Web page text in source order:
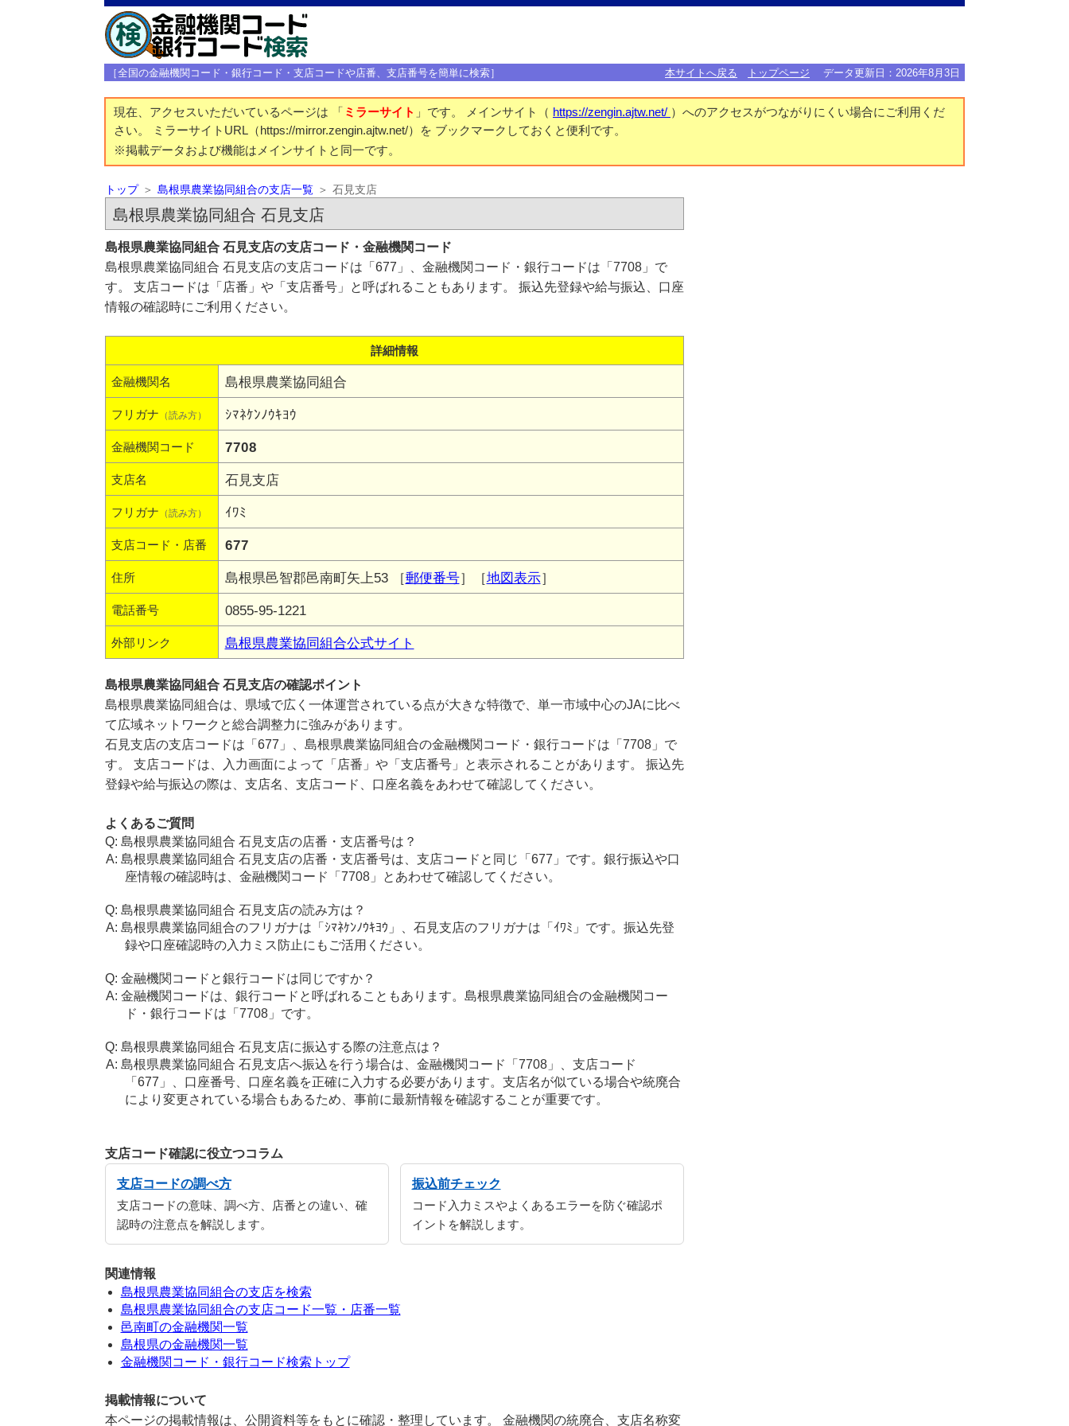
［全国の金融機関コード・銀行コード・支店コードや店番、支店番号を簡単に検索］ 本サイトへ戻る トップページ データ更新日： 2026年8月3日
現在、アクセスいただいているページは 「 ミラーサイト 」です。 メインサイト（ https://zengin.ajtw.net/ ）へのアクセスがつながりにくい場合にご利用くだ
さい。 ミラーサイトURL（https://mirror.zengin.ajtw.net/）を ブックマークしておくと便利です。
※掲載データおよび機能はメインサイトと同一です。
トップ 島根県農業協同組合の支店一覧 石見支店
島根県農業協同組合 石見支店
島根県農業協同組合 石見支店の支店コード・金融機関コード
島根県農業協同組合 石見支店の支店コードは「677」、金融機関コード・銀行コードは「7708」で
す。 支店コードは「店番」や「支店番号」と呼ばれることもあります。 振込先登録や給与振込、口座
情報の確認時にご利用ください。
詳細情報
金融機関名 島根県農業協同組合
フリガナ （読み方） ｼﾏﾈｹﾝﾉｳｷﾖｳ
金融機関コード 7708
支店名 石見支店
フリガナ （読み方） ｲﾜﾐ
支店コード・店番 677
住所 島根県邑智郡邑南町矢上53 ［郵便番号］［地図表示］
電話番号 0855-95-1221
外部リンク 島根県農業協同組合公式サイト
島根県農業協同組合 石見支店の確認ポイント
島根県農業協同組合は、県域で広く一体運営されている点が大きな特徴で、単一市域中心のJAに比べ
て広域ネットワークと総合調整力に強みがあります。
石見支店の支店コードは「677」、島根県農業協同組合の金融機関コード・銀行コードは「7708」で
す。 支店コードは、入力画面によって「店番」や「支店番号」と表示されることがあります。 振込先
登録や給与振込の際は、支店名、支店コード、口座名義をあわせて確認してください。
よくあるご質問
島根県農業協同組合 石見支店の店番・支店番号は？
島根県農業協同組合 石見支店の店番・支店番号は、支店コードと同じ「677」です。銀行振込や口
座情報の確認時は、金融機関コード「7708」とあわせて確認してください。
島根県農業協同組合 石見支店の読み方は？
島根県農業協同組合のフリガナは「ｼﾏﾈｹﾝﾉｳｷﾖｳ」、石見支店のフリガナは「ｲﾜﾐ」です。振込先登
録や口座確認時の入力ミス防止にもご活用ください。
金融機関コードと銀行コードは同じですか？
金融機関コードは、銀行コードと呼ばれることもあります。島根県農業協同組合の金融機関コー
ド・銀行コードは「7708」です。
島根県農業協同組合 石見支店に振込する際の注意点は？
島根県農業協同組合 石見支店へ振込を行う場合は、金融機関コード「7708」、支店コード
「677」、口座番号、口座名義を正確に入力する必要があります。支店名が似ている場合や統廃合
により変更されている場合もあるため、事前に最新情報を確認することが重要です。
支店コード確認に役立つコラム
支店コードの調べ方
支店コードの意味、調べ方、店番との違い、確
認時の注意点を解説します。
振込前チェック
コード入力ミスやよくあるエラーを防ぐ確認ポ
イントを解説します。
関連情報
島根県農業協同組合の支店を検索
島根県農業協同組合の支店コード一覧・店番一覧
邑南町の金融機関一覧
島根県の金融機関一覧
金融機関コード・銀行コード検索トップ
掲載情報について
本ページの掲載情報は、公開資料等をもとに確認・整理しています。 金融機関の統廃合、支店名称変